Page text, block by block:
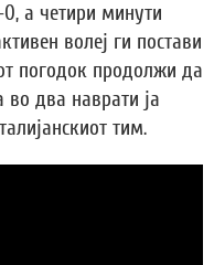
а четири минути
волеј ги постави
погодок продолжи да
два наврати ја
тим.